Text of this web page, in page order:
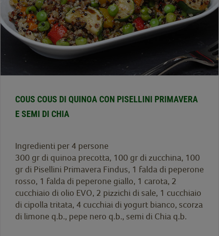
COUS COUS DI QUINOA CON PISELLINI PRIMAVERA
E SEMI DI CHIA
Ingredienti per 4 persone
300 gr di quinoa precotta, 100 gr di zucchina, 100
gr di Pisellini Primavera Findus, 1 falda di peperone
rosso, 1 falda di peperone giallo, 1 carota, 2
cucchiaio di olio EVO, 2 pizzichi di sale, 1 cucchiaio
di cipolla tritata, 4 cucchiai di yogurt bianco, scorza
di limone q.b., pepe nero q.b., semi di Chia q.b.